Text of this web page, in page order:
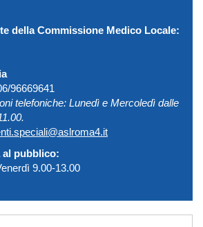
della Commissione Medico Locale:
96669641
telefoniche: Lunedì e Mercoledì dalle
pubblico:
9.00-13.00